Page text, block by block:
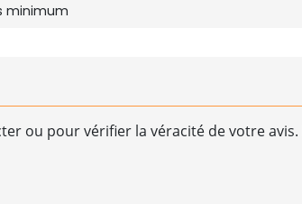
minimum
ou pour vérifier la véracité de votre avis.